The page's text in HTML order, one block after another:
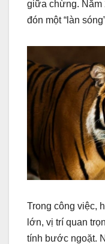
giữa chừng. Năm
đón một “làn
Trong công việc,
lớn, vị trí quan
tính bước ngoặt.